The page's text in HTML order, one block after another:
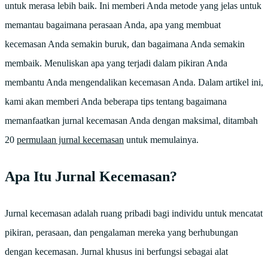
untuk merasa lebih baik. Ini memberi Anda metode yang jelas untuk
memantau bagaimana perasaan Anda, apa yang membuat
kecemasan Anda semakin buruk, dan bagaimana Anda semakin
membaik. Menuliskan apa yang terjadi dalam pikiran Anda
membantu Anda mengendalikan kecemasan Anda. Dalam artikel ini,
kami akan memberi Anda beberapa tips tentang bagaimana
memanfaatkan jurnal kecemasan Anda dengan maksimal, ditambah
20 permulaan jurnal kecemasan untuk memulainya.
Apa Itu Jurnal Kecemasan?
Jurnal kecemasan adalah ruang pribadi bagi individu untuk mencatat
pikiran, perasaan, dan pengalaman mereka yang berhubungan
dengan kecemasan. Jurnal khusus ini berfungsi sebagai alat